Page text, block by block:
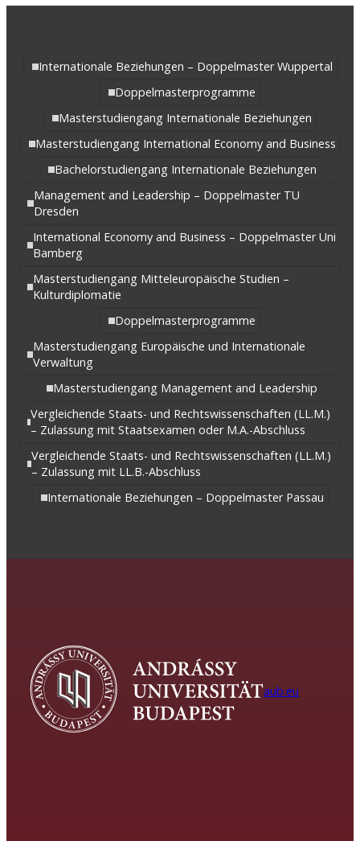
Internationale Beziehungen – Doppelmaster Wuppertal
Doppelmasterprogramme
Masterstudiengang Internationale Beziehungen
Masterstudiengang International Economy and Business
Bachelorstudiengang Internationale Beziehungen
Management and Leadership – Doppelmaster TU
Dresden
International Economy and Business – Doppelmaster Uni
Bamberg
Masterstudiengang Mitteleuropäische Studien –
Kulturdiplomatie
Doppelmasterprogramme
Masterstudiengang Europäische und Internationale
Verwaltung
Masterstudiengang Management and Leadership
Vergleichende Staats- und Rechtswissenschaften (LL.M.)
– Zulassung mit Staatsexamen oder M.A.-Abschluss
Vergleichende Staats- und Rechtswissenschaften (LL.M.)
– Zulassung mit LL.B.-Abschluss
Internationale Beziehungen – Doppelmaster Passau
aub.eu